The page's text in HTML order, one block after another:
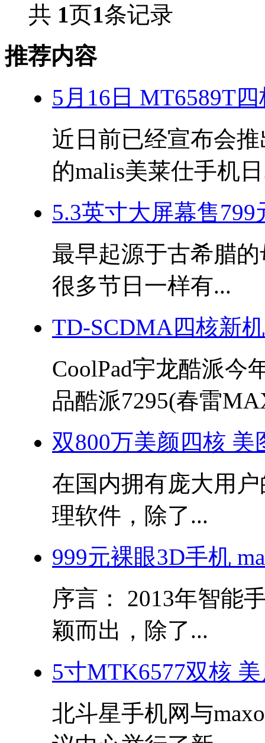
共 1页1条记录
推荐内容
5月16日 MT6589T
近日前已经宣布会
的malis美莱仕手机
5.3英寸大屏幕售
最早起源于古希腊
很多节日一样有...
TD-SCDMA四核新
CoolPad宇龙酷派今
品酷派7295(春雷
双800万美颜四核 美
在国内拥有庞大用
理软件，除了...
999元裸眼3D手机
序言： 2013年智能
颖而出，除了...
5寸MTK6577双核
北斗星手机网与